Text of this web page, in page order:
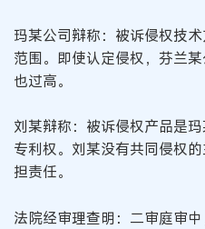
玛某公司辩称：被诉侵权技
范围。即使认定侵权，芬兰
也过高。
刘某辩称：被诉侵权产品是
专利权。刘某没有共同侵权
担责任。
法院经审理查明：二审庭审